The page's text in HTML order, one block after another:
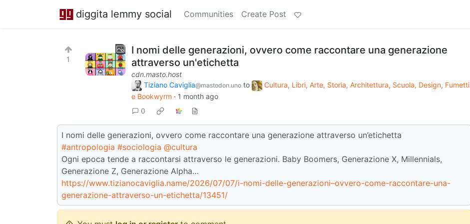
diggita lemmy social Communities Create Post
1
I nomi delle generazioni, ovvero come raccontare una generazione
attraverso un'etichetta
cdn.masto.host
Tiziano Caviglia@mastodon.uno to
Cultura, Libri, Arte, Storia, Architettura, Scuola, Design, Fumetti
e Bookwyrm · 1 month ago
0
I nomi delle generazioni, ovvero come raccontare una generazione attraverso un’etichetta
#antropologia #sociologia @cultura
Ogni epoca tende a raccontarsi attraverso le generazioni. Baby Boomers, Generazione X, Millennials,
Generazione Z, Generazione Alpha…
https://www.tizianocaviglia.name/2026/07/07/i-nomi-delle-generazioni–ovvero-come-raccontare-una-
generazione-attraverso-un-etichetta/13451/